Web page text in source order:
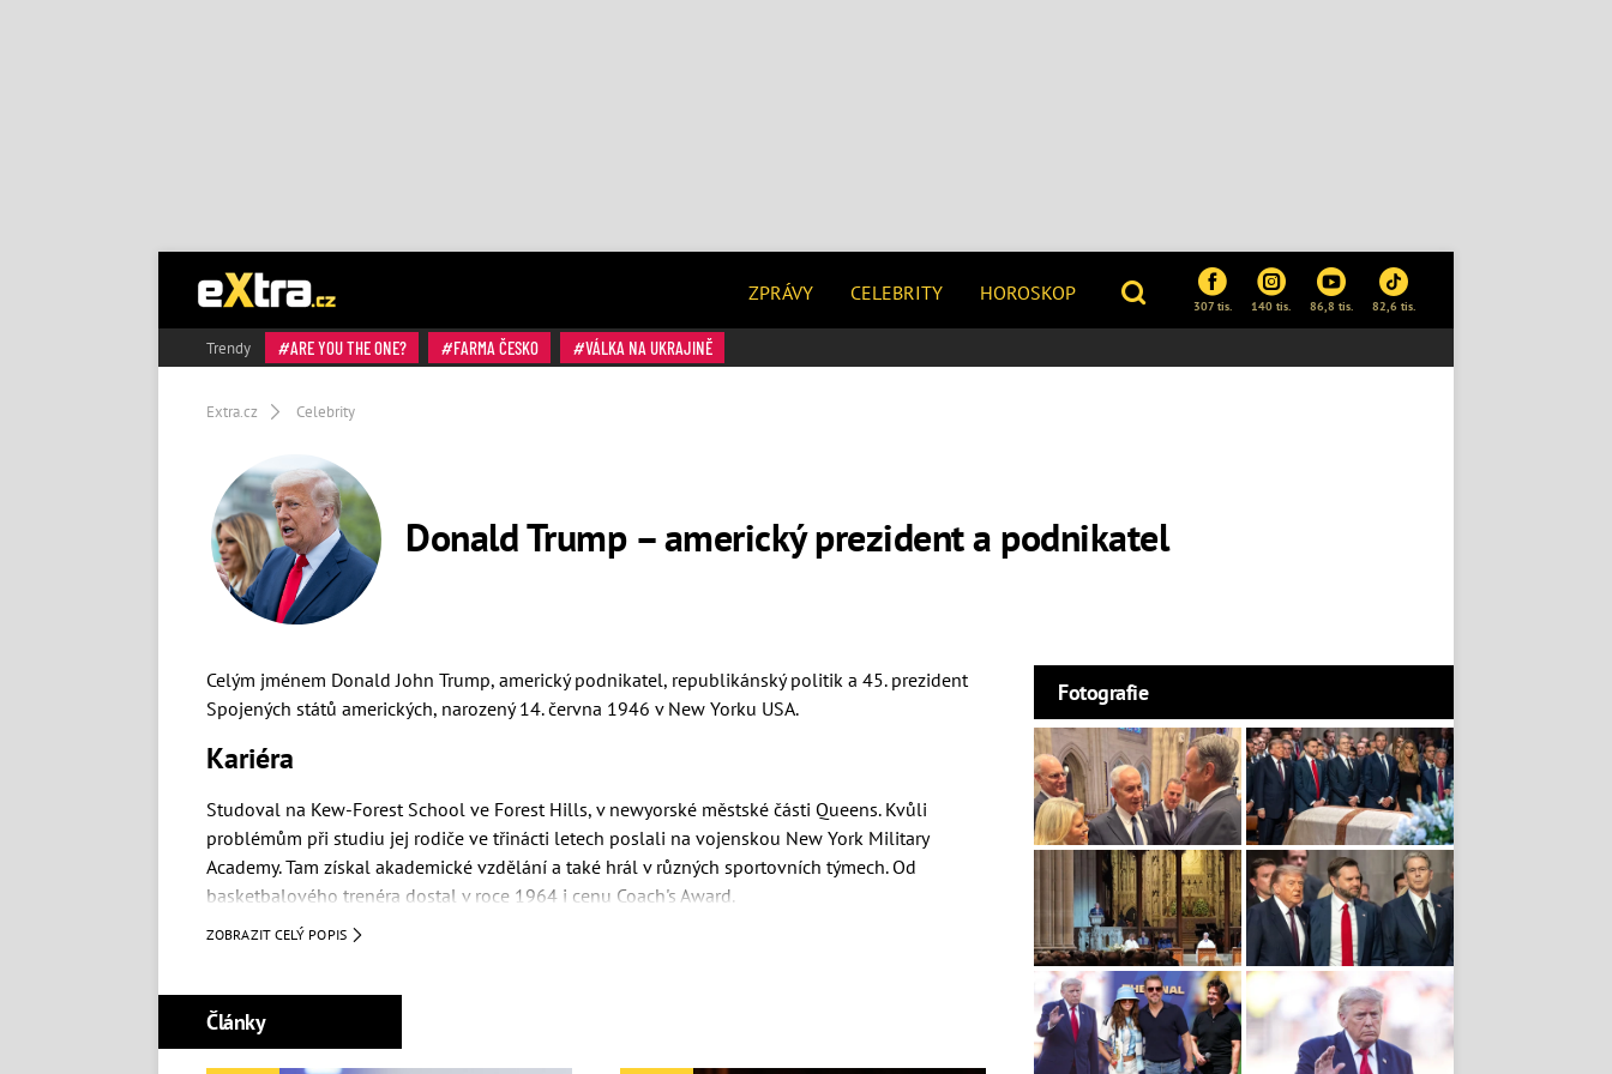
ZPRÁVY CELEBRITY HOROSKOP
307 tis. 140 tis. 86,8 tis. 82,6 tis.
Trendy ARE YOU THE ONE? FARMA ČESKO VÁLKA NA UKRAJINĚ
Extra.cz Celebrity
Donald Trump – americký prezident a podnikatel
Celým jménem Donald John Trump, americký podnikatel, republikánský politik a 45. prezident
Spojených států amerických, narozený 14. června 1946 v New Yorku USA.
Kariéra
Studoval na Kew-Forest School ve Forest Hills, v newyorské městské části Queens. Kvůli
problémům při studiu jej rodiče ve třinácti letech poslali na vojenskou New York Military
Academy. Tam získal akademické vzdělání a také hrál v různých sportovních týmech. Od
basketbalového trenéra dostal v roce 1964 i cenu Coach's Award.
Poté studoval dva roky na
nastoupil roku 1968 do otcovy firmy Trump Organization (zabývající se obchodováním s
nemovitostmi), přičemž mu jím byl, pro začátek jeho vlastního podnikání, poskytnut úvěr ve
ZOBRAZIT CELÝ POPIS
Články
Fotografie